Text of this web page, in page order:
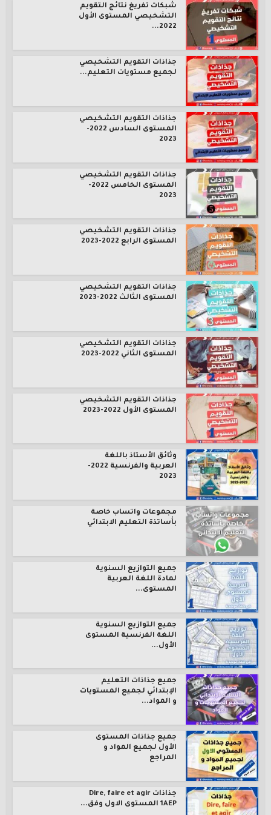
شبكات تفريغ نتائج التقويم
التشخيصي المستوى الأول
2022...
جذاذات التقويم التشخيصي
لجميع مستويات التعليم...
جذاذات التقويم التشخيصي
المستوى السادس 2022-
2023
جذاذات التقويم التشخيصي
المستوى الخامس 2022-
2023
جذاذات التقويم التشخيصي
المستوى الرابع 2022-2023
جذاذات التقويم التشخيصي
المستوى الثالث 2022-2023
جذاذات التقويم التشخيصي
المستوى الثاني 2022-2023
جذاذات التقويم التشخيصي
المستوى الأول 2022-2023
وثائق الأستاذ باللغة
العربية والفرنسية 2022-
2023
مجموعات واتساب خاصة
بأساتذة التعليم الابتدائي
جميع التوازيع السنوية
لمادة اللغة العربية
المستوى...
جميع التوازيع السنوية
اللغة الفرنسية المستوى
الأول...
جميع جذاذات التعليم
الإبتدائي لجميع المستويات
و المواد...
جميع جذاذات المستوى
الأول لجميع المواد و
المراجع
جذاذات Dire, faire et agir
1AEP المستوى الاول وفق...